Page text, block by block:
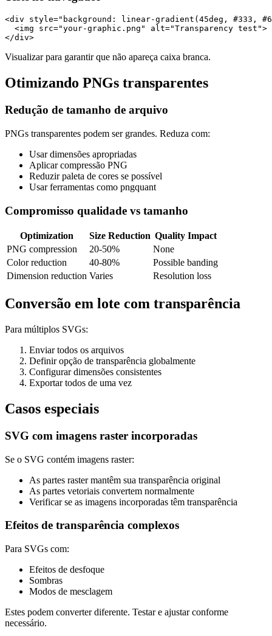
<div style="background: linear-gradient(45deg, #333,
  <img src="your-graphic.png" alt="Transparency test">
Visualizar para garantir que não apareça caixa branca.
Otimizando PNGs transparentes
Redução de tamanho de arquivo
PNGs transparentes podem ser grandes. Reduza com:
Usar dimensões apropriadas
Aplicar compressão PNG
Reduzir paleta de cores se possível
Usar ferramentas como pngquant
Compromisso qualidade vs tamanho
Optimization Size Reduction Quality Impact
PNG compression
20-50%
None
Color reduction
40-80%
Possible banding
Dimension reduction Varies Resolution loss
Conversão em lote com transparência
Para múltiplos SVGs:
Enviar todos os arquivos
Definir opção de transparência globalmente
Configurar dimensões consistentes
Exportar todos de uma vez
Casos especiais
SVG com imagens raster incorporadas
Se o SVG contém imagens raster:
As partes raster mantêm sua transparência original
As partes vetoriais convertem normalmente
Verificar se as imagens incorporadas têm transparência
Efeitos de transparência complexos
Para SVGs com:
Efeitos de desfoque
Sombras
Modos de mesclagem
Estes podem converter diferente. Testar e ajustar conforme
necessário.